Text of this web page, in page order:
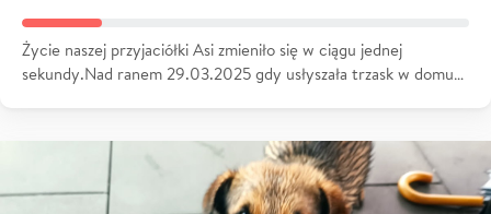
Życie naszej przyjaciółki Asi zmieniło się w ciągu jednej
sekundy.Nad ranem 29.03.2025 gdy usłyszała trzask w domu…